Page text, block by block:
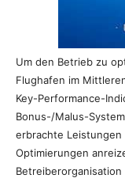
Um den Betrieb zu
Flughafen im
Key-Performance-
Bonus-/Malus-
erbrachte
Optimierungen